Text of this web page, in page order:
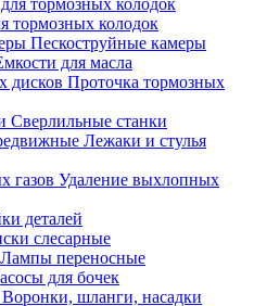
тормозных колодок
Пескоструйные камеры
для масла
Проточка тормозных
Сверлильные станки
Лежаки и стулья
Удаление выхлопных
деталей
слесарные
Лампы переносные
для бочек